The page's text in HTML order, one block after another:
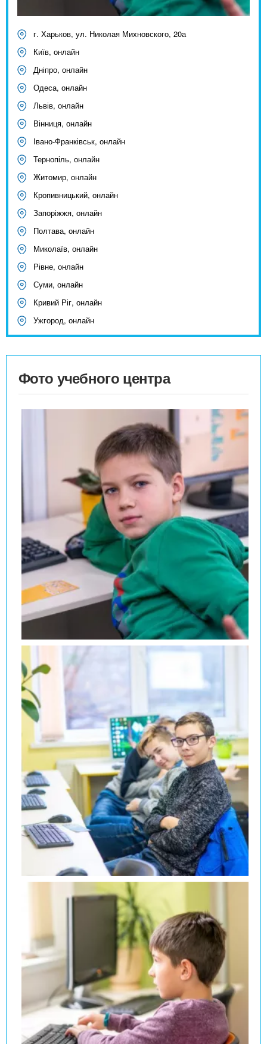
г. Харьков, ул. Николая Михновского, 20а
Київ, онлайн
Дніпро, онлайн
Одеса, онлайн
Львів, онлайн
Вінниця, онлайн
Івано-Франківськ, онлайн
Тернопіль, онлайн
Житомир, онлайн
Кропивницький, онлайн
Запоріжжя, онлайн
Полтава, онлайн
Миколаїв, онлайн
Рівне, онлайн
Суми, онлайн
Кривий Ріг, онлайн
Ужгород, онлайн
Фото учебного центра